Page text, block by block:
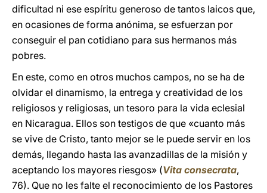
dificultad ni ese espíritu generoso de tantos laicos que,
en ocasiones de forma anónima, se esfuerzan por
conseguir el pan cotidiano para sus hermanos más
pobres.
En este, como en otros muchos campos, no se ha de
olvidar el dinamismo, la entrega y creatividad de los
religiosos y religiosas, un tesoro para la vida eclesial
en Nicaragua. Ellos son testigos de que «cuanto más
se vive de Cristo, tanto mejor se le puede servir en los
demás, llegando hasta las avanzadillas de la misión y
aceptando los mayores riesgos» (Vita consecrata,
76). Que no les falte el reconocimiento de los Pastores